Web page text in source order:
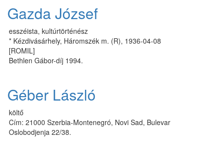
Gazda József
esszéista, kultúrtörténész
* Kézdivásárhely, Háromszék m. (R), 1936-04-08
[ROMIL]
Bethlen Gábor-díj 1994.
Géber László
költő
Cím: 21000 Szerbia-Montenegró, Novi Sad, Bulevar
Oslobodjenja 22/38.